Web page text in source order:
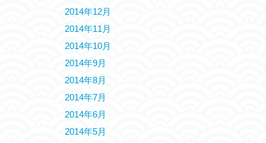
2014年12月
2014年11月
2014年10月
2014年9月
2014年8月
2014年7月
2014年6月
2014年5月